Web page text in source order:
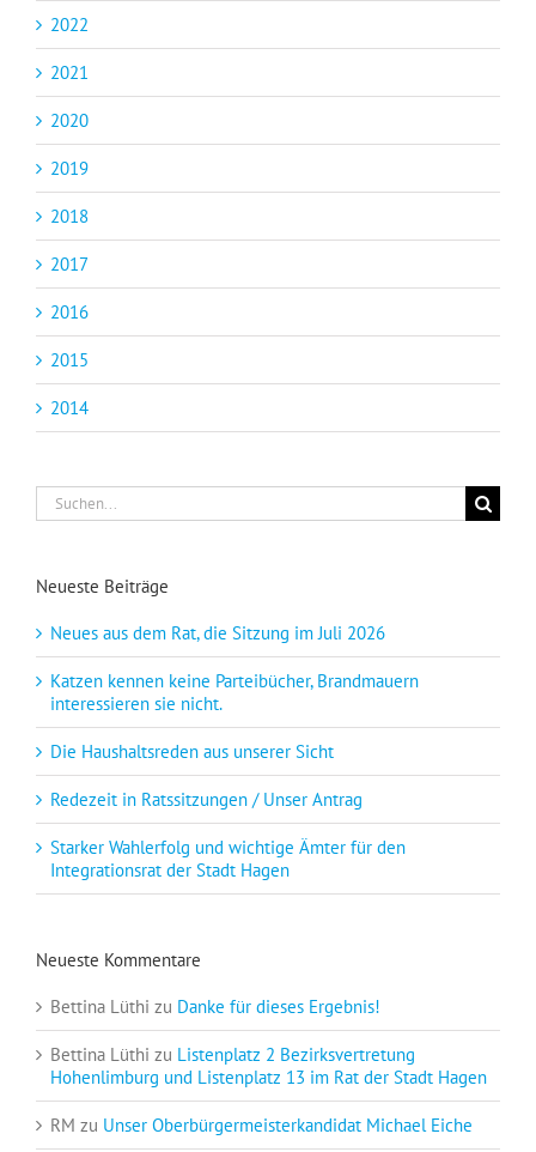
2022
2021
2020
2019
2018
2017
2016
2015
2014
Suche
nach:
Neueste Beiträge
Neues aus dem Rat, die Sitzung im Juli 2026
Katzen kennen keine Parteibücher, Brandmauern
interessieren sie nicht.
Die Haushaltsreden aus unserer Sicht
Redezeit in Ratssitzungen / Unser Antrag
Starker Wahlerfolg und wichtige Ämter für den
Integrationsrat der Stadt Hagen
Neueste Kommentare
Bettina Lüthi zu Danke für dieses Ergebnis!
Bettina Lüthi zu Listenplatz 2 Bezirksvertretung
Hohenlimburg und Listenplatz 13 im Rat der Stadt Hagen
RM zu Unser Oberbürgermeisterkandidat Michael Eiche